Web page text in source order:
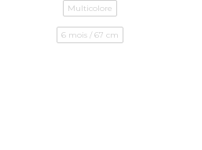
Multicolore
6 mois / 67 cm